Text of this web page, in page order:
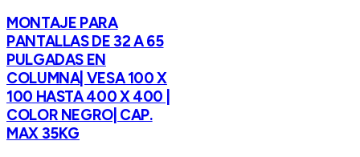
MONTAJE PARA
PANTALLAS DE 32 A 65
PULGADAS EN
COLUMNA| VESA 100 X
100 HASTA 400 X 400 |
COLOR NEGRO| CAP.
MAX 35KG